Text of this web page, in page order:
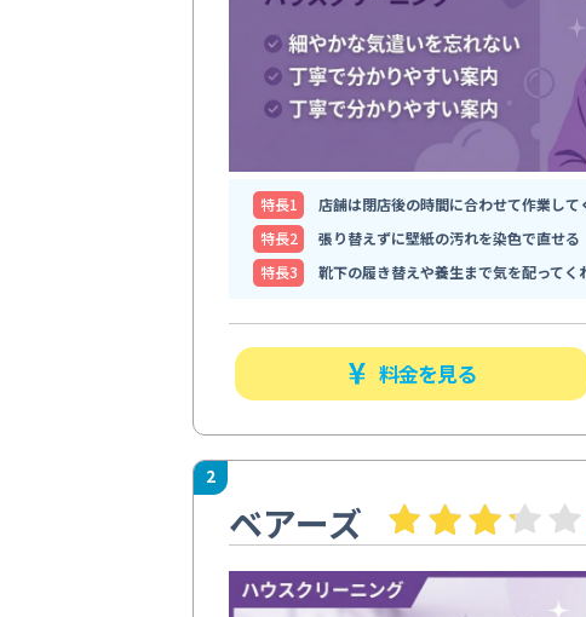
特⻑1
店舗は閉店後の時間に合わせて作業して
特⻑2
張り替えずに壁紙の汚れを染色で直せる
特⻑3
靴下の履き替えや養生まで気を配ってく
料金を見る
2
ベアーズ